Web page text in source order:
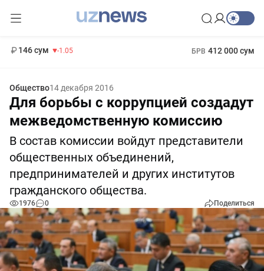
146 сум -1.05 БРВ 412 000 сум
Общество14 декабря 2016
Для борьбы с коррупцией создадут
межведомственную комиссию
В состав комиссии войдут представители
общественных объединений,
предпринимателей и других институтов
гражданского общества.
1976 0 Поделиться